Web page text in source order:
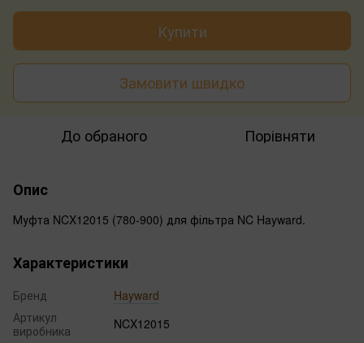
Купити
Замовити швидко
До обраного Порівняти
Опис
Муфта NCX12015 (780-900) для фільтра NC Hayward.
Характеристики
Бренд
Hayward
Артикул
виробника
NCX12015